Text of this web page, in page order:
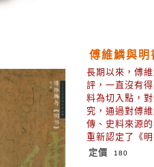
傅維鱗與明
長期以來，傅
評，一直沒有
料為切入點，
究，通過對傅
傳、史料來源
重新認定了《
定價
180